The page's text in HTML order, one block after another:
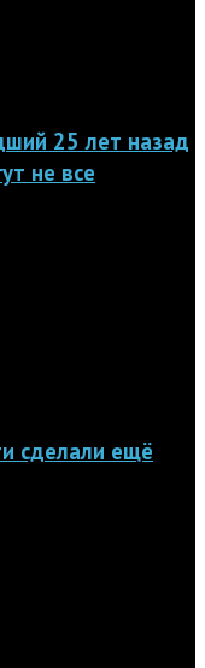
25 лет назад
не все
сделали ещё